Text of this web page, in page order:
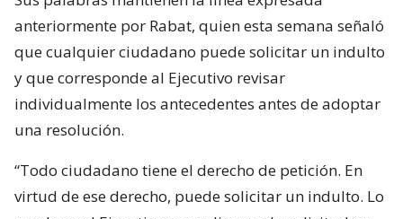
anteriormente por Rabat, quien esta semana señaló
que cualquier ciudadano puede solicitar un indulto
y que corresponde al Ejecutivo revisar
individualmente los antecedentes antes de adoptar
una resolución.
“Todo ciudadano tiene el derecho de petición. En
virtud de ese derecho, puede solicitar un indulto. Lo